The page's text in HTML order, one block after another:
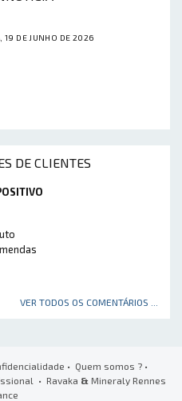
19 DE JUNHO DE 2026
DE CLIENTES
VER TODOS OS COMENTÁRIOS ...
• Quem somos ?•
• Ravaka & Mineraly Rennes